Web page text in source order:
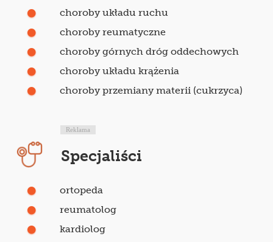
choroby układu ruchu
choroby reumatyczne
choroby górnych dróg oddechowych
choroby układu krążenia
choroby przemiany materii (cukrzyca)
Reklama
Specjaliści
ortopeda
reumatolog
kardiolog